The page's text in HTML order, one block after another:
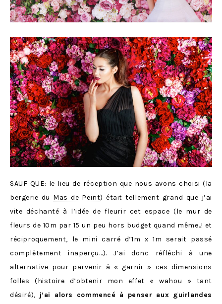
SAUF QUE: le lieu de réception que nous avons choisi (la
bergerie du Mas de Peint) était tellement grand que j’ai
vite déchanté à l’idée de fleurir cet espace (le mur de
fleurs de 10m par 15 un peu hors budget quand même..! et
réciproquement, le mini carré d’1m x 1m serait passé
complètement inaperçu…). J’ai donc réfléchi à une
alternative pour parvenir à « garnir » ces dimensions
folles (histoire d’obtenir mon effet « wahou » tant
désiré), j’ai alors commencé à penser aux guirlandes